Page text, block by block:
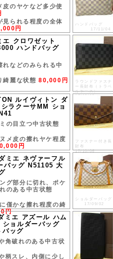
皮のヤケなど多少使
見られる程度の全体
円
ハンドバッグ
17/11/04
エ クロワゼット
ハンドバッグ
れなどのみられる中
綺麗な状態80,000円
ラウンドファスナ
ー長財布（トラベ
ルケース）
17/10/19
ルイヴィトン ダ
ラクーサMM ショ
の目立つ中古状態
メ皮の擦れヤケ程度
円
ファスナー付き長
財布
17/10/06
ミエ ネヴァーフル
バッグ N51105 大
グ部分に切れ、ポケ
のある中古状態
僅かな擦れ程度の綺
円
ショルダーバッグ
17/09/02
ミエ アズール ハム
ショルダーバッグ
バッグ
角破れのある中古状
柄スレ、内側に少し